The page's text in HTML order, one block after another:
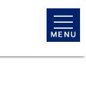
toggle